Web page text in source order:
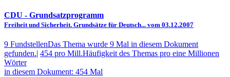
CDU - Grundsatzprogramm
Freiheit und Sicherheit. Grundsätze für Deutsch... vom 03.12.2007
9 FundstellenDas Thema wurde 9 Mal in diesem Dokument
gefunden.| 454 pro Mill.Häufigkeit des Themas pro eine Millionen
Wörter
in diesem Dokument: 454 Mal